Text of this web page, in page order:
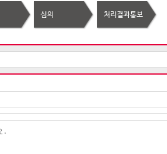
심의 처리결과통보